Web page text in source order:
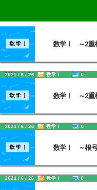
数学Ⅰ ～2重
2021 / 6 / 26 数学Ⅰ 0
数学Ⅰ ～2重
2021 / 6 / 26 数学Ⅰ 0
数学Ⅰ ～根号
2021 / 6 / 26 数学Ⅰ 0